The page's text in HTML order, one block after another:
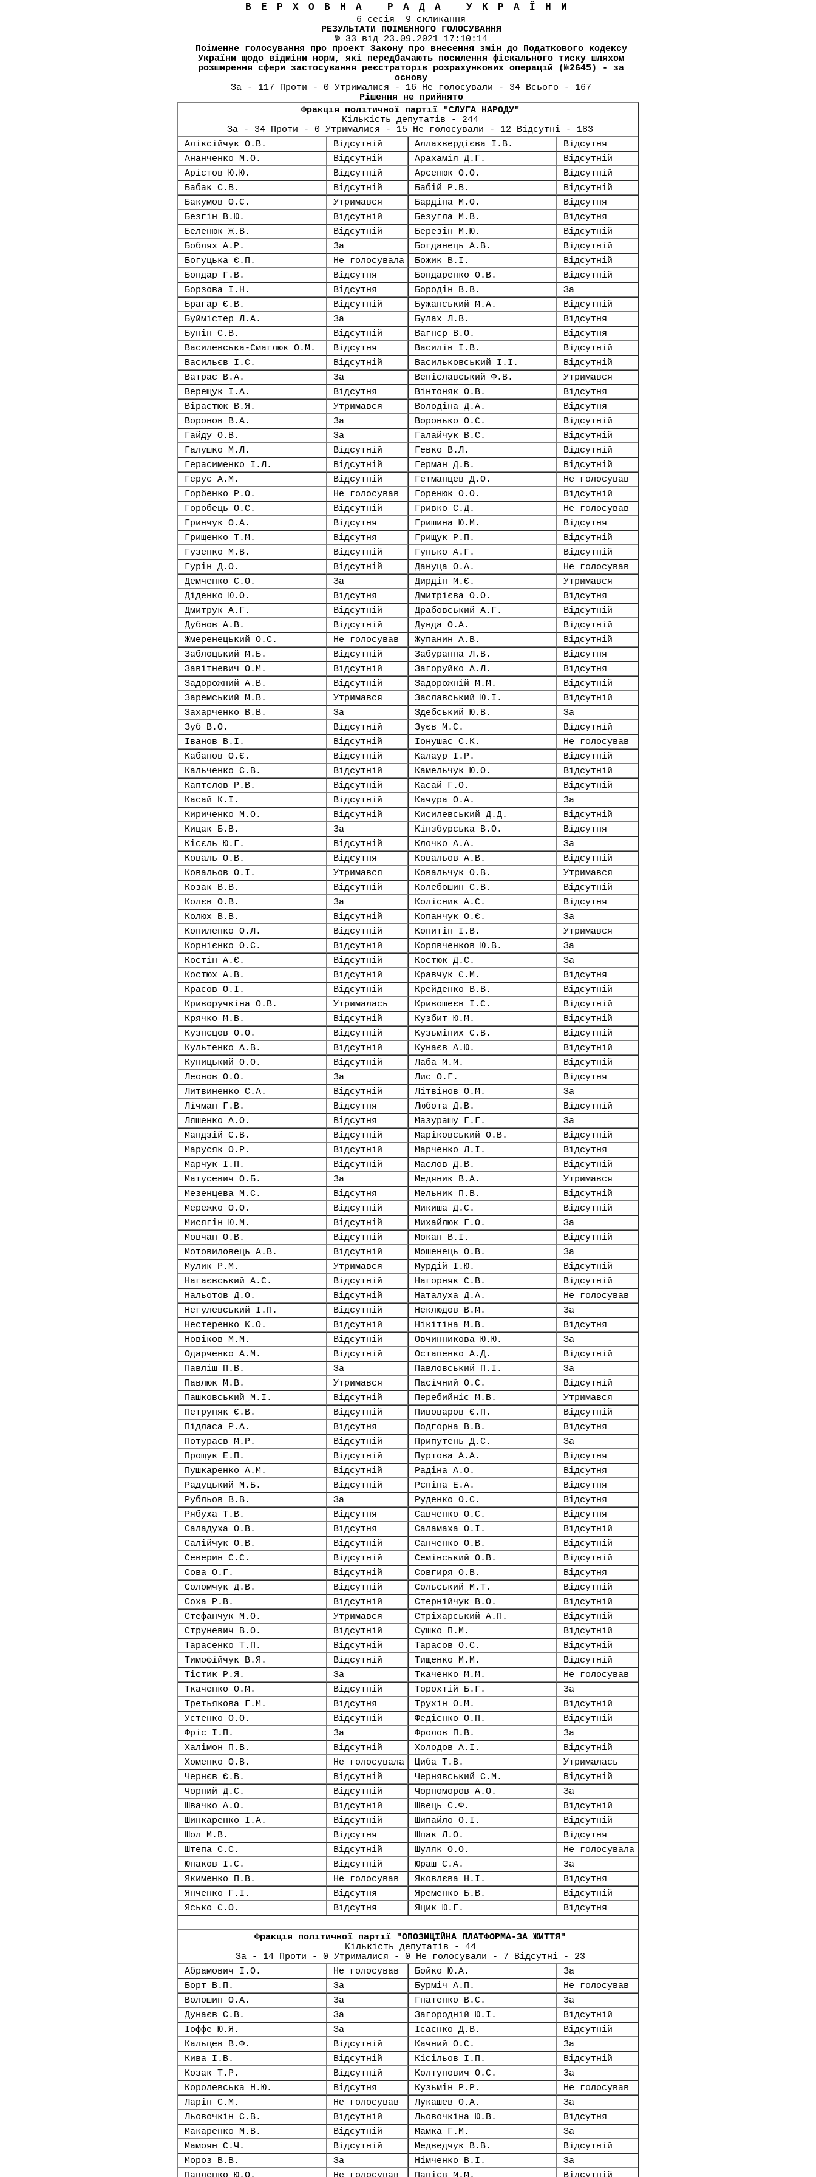
ВЕРХОВНА РАДА УКРАЇНИ
6 сесія 9 скликання
РЕЗУЛЬТАТИ ПОІМЕННОГО ГОЛОСУВАННЯ
№ 33 від 23.09.2021 17:10:14
Поіменне голосування про проект Закону про внесення змін до Податкового кодексу
України щодо відміни норм, які передбачають посилення фіскального тиску шляхом
розширення сфери застосування реєстраторів розрахункових операцій (№2645) - за
основу
За - 117 Проти - 0 Утрималися - 16 Не голосували - 34 Всього - 167
Рішення не прийнято
Фракція політичної партії "СЛУГА НАРОДУ"
Кількість депутатів - 244
За - 34 Проти - 0 Утрималися - 15 Не голосували - 12 Відсутні - 183
Аліксійчук О.В.
Відсутній Аллахвердієва І.В.
Відсутня
Ананченко М.О.
Відсутній Арахамія Д.Г.
Відсутній
Арістов Ю.Ю.
Відсутній Арсенюк О.О.
Відсутній
Бабак С.В.
Відсутній Бабій Р.В.
Відсутній
Бакумов О.С.
Утримався Бардіна М.О.
Відсутня
Безгін В.Ю.
Відсутній Безугла М.В.
Відсутня
Беленюк Ж.В.
Відсутній Березін М.Ю.
Відсутній
Боблях А.Р.
За Богданець А.В.
Відсутній
Богуцька Є.П.
Не голосувала Божик В.І.
Відсутній
Бондар Г.В.
Відсутня Бондаренко О.В.
Відсутній
Борзова І.Н.
Відсутня Бородін В.В.
За
Брагар Є.В.
Відсутній Бужанський М.А.
Відсутній
Буймістер Л.А.
За Булах Л.В.
Відсутня
Бунін С.В.
Відсутній Вагнєр В.О.
Відсутня
Василевська-Смаглюк О.М.
Відсутня Василів І.В.
Відсутній
Васильєв І.С.
Відсутній Васильковський І.І.
Відсутній
Ватрас В.А.
За Веніславський Ф.В.
Утримався
Верещук І.А.
Відсутня Вінтоняк О.В.
Відсутня
Вірастюк В.Я.
Утримався Володіна Д.А.
Відсутня
Воронов В.А.
За Воронько О.Є.
Відсутній
Гайду О.В.
За Галайчук В.С.
Відсутній
Галушко М.Л.
Відсутній Гевко В.Л.
Відсутній
Герасименко І.Л.
Відсутній Герман Д.В.
Відсутній
Герус А.М.
Відсутній Гетманцев Д.О.
Не голосував
Горбенко Р.О.
Не голосував Горенюк О.О.
Відсутній
Горобець О.С.
Відсутній Гривко С.Д.
Не голосував
Гринчук О.А.
Відсутня Гришина Ю.М.
Відсутня
Грищенко Т.М.
Відсутня Грищук Р.П.
Відсутній
Гузенко М.В.
Відсутній Гунько А.Г.
Відсутній
Гурін Д.О.
Відсутній Дануца О.А.
Не голосував
Демченко С.О.
За Дирдін М.Є.
Утримався
Діденко Ю.О.
Відсутня Дмитрієва О.О.
Відсутня
Дмитрук А.Г.
Відсутній Драбовський А.Г.
Відсутній
Дубнов А.В.
Відсутній Дунда О.А.
Відсутній
Жмеренецький О.С.
Не голосував Жупанин А.В.
Відсутній
Заблоцький М.Б.
Відсутній Забуранна Л.В.
Відсутня
Завітневич О.М.
Відсутній Загоруйко А.Л.
Відсутня
Задорожний А.В.
Відсутній Задорожній М.М.
Відсутній
Заремський М.В.
Утримався Заславський Ю.І.
Відсутній
Захарченко В.В.
За Здебський Ю.В.
За
Зуб В.О.
Відсутній Зуєв М.С.
Відсутній
Іванов В.І.
Відсутній Іонушас С.К.
Не голосував
Кабанов О.Є.
Відсутній Калаур І.Р.
Відсутній
Кальченко С.В.
Відсутній Камельчук Ю.О.
Відсутній
Каптєлов Р.В.
Відсутній Касай Г.О.
Відсутній
Касай К.І.
Відсутній Качура О.А.
За
Кириченко М.О.
Відсутній Кисилевський Д.Д.
Відсутній
Кицак Б.В.
За Кінзбурська В.О.
Відсутня
Кісєль Ю.Г.
Відсутній Клочко А.А.
За
Коваль О.В.
Відсутня Ковальов А.В.
Відсутній
Ковальов О.І.
Утримався Ковальчук О.В.
Утримався
Козак В.В.
Відсутній Колебошин С.В.
Відсутній
Колєв О.В.
За Колісник А.С.
Відсутня
Колюх В.В.
Відсутній Копанчук О.Є.
За
Копиленко О.Л.
Відсутній Копитін І.В.
Утримався
Корнієнко О.С.
Відсутній Корявченков Ю.В.
За
Костін А.Є.
Відсутній Костюк Д.С.
За
Костюх А.В.
Відсутній Кравчук Є.М.
Відсутня
Красов О.І.
Відсутній Крейденко В.В.
Відсутній
Криворучкіна О.В.
Утрималась Кривошеєв І.С.
Відсутній
Крячко М.В.
Відсутній Кузбит Ю.М.
Відсутній
Кузнєцов О.О.
Відсутній Кузьміних С.В.
Відсутній
Культенко А.В.
Відсутній Кунаєв А.Ю.
Відсутній
Куницький О.О.
Відсутній Лаба М.М.
Відсутній
Леонов О.О.
За Лис О.Г.
Відсутня
Литвиненко С.А.
Відсутній Літвінов О.М.
За
Лічман Г.В.
Відсутня Любота Д.В.
Відсутній
Ляшенко А.О.
Відсутня Мазурашу Г.Г.
За
Мандзій С.В.
Відсутній Маріковський О.В.
Відсутній
Марусяк О.Р.
Відсутній Марченко Л.І.
Відсутня
Марчук І.П.
Відсутній Маслов Д.В.
Відсутній
Матусевич О.Б.
За Медяник В.А.
Утримався
Мезенцева М.С.
Відсутня Мельник П.В.
Відсутній
Мережко О.О.
Відсутній Микиша Д.С.
Відсутній
Мисягін Ю.М.
Відсутній Михайлюк Г.О.
За
Мовчан О.В.
Відсутній Мокан В.І.
Відсутній
Мотовиловець А.В.
Відсутній Мошенець О.В.
За
Мулик Р.М.
Утримався Мурдій І.Ю.
Відсутній
Нагаєвський А.С.
Відсутній Нагорняк С.В.
Відсутній
Нальотов Д.О.
Відсутній Наталуха Д.А.
Не голосував
Негулевський І.П.
Відсутній Неклюдов В.М.
За
Нестеренко К.О.
Відсутній Нікітіна М.В.
Відсутня
Новіков М.М.
Відсутній Овчинникова Ю.Ю.
За
Одарченко А.М.
Відсутній Остапенко А.Д.
Відсутній
Павліш П.В.
За Павловський П.І.
За
Павлюк М.В.
Утримався Пасічний О.С.
Відсутній
Пашковський М.І.
Відсутній Перебийніс М.В.
Утримався
Петруняк Є.В.
Відсутній Пивоваров Є.П.
Відсутній
Підласа Р.А.
Відсутня Подгорна В.В.
Відсутня
Потураєв М.Р.
Відсутній Припутень Д.С.
За
Прощук Е.П.
Відсутній Пуртова А.А.
Відсутня
Пушкаренко А.М.
Відсутній Радіна А.О.
Відсутня
Радуцький М.Б.
Відсутній Рєпіна Е.А.
Відсутня
Рубльов В.В.
За Руденко О.С.
Відсутня
Рябуха Т.В.
Відсутня Савченко О.С.
Відсутня
Саладуха О.В.
Відсутня Саламаха О.І.
Відсутній
Салійчук О.В.
Відсутній Санченко О.В.
Відсутній
Северин С.С.
Відсутній Семінський О.В.
Відсутній
Сова О.Г.
Відсутній Совгиря О.В.
Відсутня
Соломчук Д.В.
Відсутній Сольський М.Т.
Відсутній
Соха Р.В.
Відсутній Стернійчук В.О.
Відсутній
Стефанчук М.О.
Утримався Стріхарський А.П.
Відсутній
Струневич В.О.
Відсутній Сушко П.М.
Відсутній
Тарасенко Т.П.
Відсутній Тарасов О.С.
Відсутній
Тимофійчук В.Я.
Відсутній Тищенко М.М.
Відсутній
Тістик Р.Я.
За Ткаченко М.М.
Не голосував
Ткаченко О.М.
Відсутній Торохтій Б.Г.
За
Третьякова Г.М.
Відсутня Трухін О.М.
Відсутній
Устенко О.О.
Відсутній Федієнко О.П.
Відсутній
Фріс І.П.
За Фролов П.В.
За
Халімон П.В.
Відсутній Холодов А.І.
Відсутній
Хоменко О.В.
Не голосувала Циба Т.В.
Утрималась
Чернєв Є.В.
Відсутній Чернявський С.М.
Відсутній
Чорний Д.С.
Відсутній Чорноморов А.О.
За
Швачко А.О.
Відсутній Швець С.Ф.
Відсутній
Шинкаренко І.А.
Відсутній Шипайло О.І.
Відсутній
Шол М.В.
Відсутня Шпак Л.О.
Відсутня
Штепа С.С.
Відсутній Шуляк О.О.
Не голосувала
Юнаков І.С.
Відсутній Юраш С.А.
За
Якименко П.В.
Не голосував Яковлєва Н.І.
Відсутня
Янченко Г.І.
Відсутня Яременко Б.В.
Відсутній
Ясько Є.О.
Відсутня Яцик Ю.Г. Відсутня
Фракція політичної партії "ОПОЗИЦІЙНА ПЛАТФОРМА-ЗА ЖИТТЯ"
Кількість депутатів - 44
За - 14 Проти - 0 Утрималися - 0 Не голосували - 7 Відсутні - 23
Абрамович І.О.
Не голосував Бойко Ю.А.
За
Борт В.П.
За Бурміч А.П.
Не голосував
Волошин О.А.
За Гнатенко В.С.
За
Дунаєв С.В.
За Загородній Ю.І.
Відсутній
Іоффе Ю.Я.
За Ісаєнко Д.В.
Відсутній
Кальцев В.Ф.
Відсутній Качний О.С.
За
Кива І.В.
Відсутній Кісільов І.П.
Відсутній
Козак Т.Р.
Відсутній Колтунович О.С.
За
Королевська Н.Ю.
Відсутня Кузьмін Р.Р.
Не голосував
Ларін С.М.
Не голосував Лукашев О.А.
За
Льовочкін С.В.
Відсутній Льовочкіна Ю.В.
Відсутня
Макаренко М.В.
Відсутній Мамка Г.М.
За
Мамоян С.Ч.
Відсутній Медведчук В.В.
Відсутній
Мороз В.В.
За Німченко В.І.
За